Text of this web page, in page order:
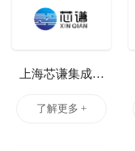
上海芯谦集成电
路有限公司
了解更多 +